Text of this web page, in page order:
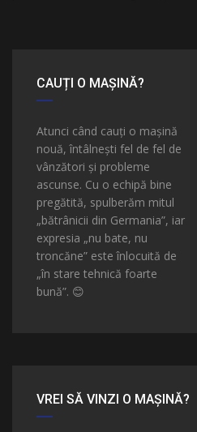
CAUȚI O MAȘINĂ?
Atunci când cauți o mașină
nouă, întâlnești fel de fel de
vânzători și probleme
ascunse. Cu o echipă bine
pregătită, spulberăm mitul
„bătrânicii din Germania”, iar
expresia „nu bate, nu
troncăne” este înlocuită de
„în stare tehnică foarte
bună”. 😊
VREI SĂ VINZI O MAȘINĂ?